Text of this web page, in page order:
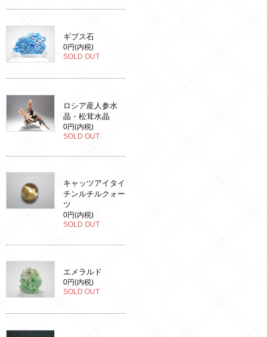
ギブス石
0円(内税)
SOLD OUT
ロシア産人参水
晶・松茸水晶
0円(内税)
SOLD OUT
キャッツアイタイ
チンルチルクォー
ツ
0円(内税)
SOLD OUT
エメラルド
0円(内税)
SOLD OUT